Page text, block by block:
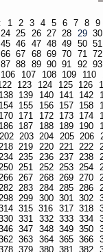
1 2 3 4 5 6 7 8 9
24 25 26 27 28 29 30
45 46 47 48 49 50 51
66 67 68 69 70 71 72
87 88 89 90 91 92 93
106 107 108 109 110
123 124 125 126
138 139 140 141 142
154 155 156 157 158
170 171 172 173 174
186 187 188 189 190
202 203 204 205 206
219 220 221 222
235 236 237 238
251 252 253 254
267 268 269 270
283 284 285 286
299 300 301 302
315 316 317 318
331 332 333 334
347 348 349 350
363 364 365 366
379 380 381 382